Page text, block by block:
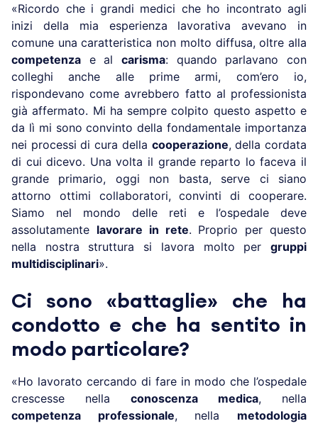
«Ricordo che i grandi medici che ho incontrato agli
inizi della mia esperienza lavorativa avevano in
comune una caratteristica non molto diffusa, oltre alla
competenza e al carisma: quando parlavano con
colleghi anche alle prime armi, com’ero io,
rispondevano come avrebbero fatto al professionista
già affermato. Mi ha sempre colpito questo aspetto e
da lì mi sono convinto della fondamentale importanza
nei processi di cura della cooperazione, della cordata
di cui dicevo. Una volta il grande reparto lo faceva il
grande primario, oggi non basta, serve ci siano
attorno ottimi collaboratori, convinti di cooperare.
Siamo nel mondo delle reti e l’ospedale deve
assolutamente lavorare in rete. Proprio per questo
nella nostra struttura si lavora molto per gruppi
multidisciplinari».
Ci sono «battaglie» che ha
condotto e che ha sentito in
modo particolare?
«Ho lavorato cercando di fare in modo che l’ospedale
crescesse nella conoscenza medica, nella
competenza professionale, nella metodologia